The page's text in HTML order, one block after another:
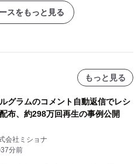
スをもっと見る
もっと見る
グラムのコメント自動返信でレシ
布、約298万回再生の事例公開
会社ミショナ
37分前